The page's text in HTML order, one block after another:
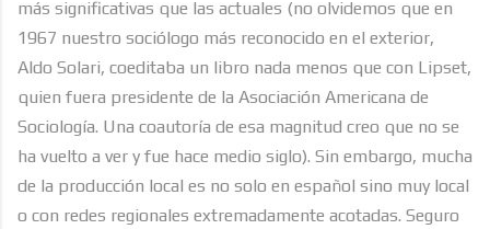
más significativas que las actuales (no olvidemos que en
1967 nuestro sociólogo más reconocido en el exterior,
Aldo Solari, coeditaba un libro nada menos que con Lipset,
quien fuera presidente de la Asociación Americana de
Sociología. Una coautoría de esa magnitud creo que no se
ha vuelto a ver y fue hace medio siglo). Sin embargo, mucha
de la producción local es no solo en español sino muy local
o con redes regionales extremadamente acotadas. Seguro